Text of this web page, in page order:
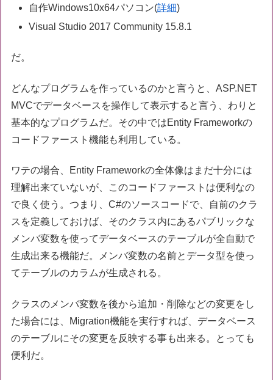
自作Windows10x64パソコン(詳細)
Visual Studio 2017 Community 15.8.1
だ。
どんなプログラムを作っているのかと言うと、ASP.NET
MVCでデータベースを操作して表示すると言う、わりと
基本的なプログラムだ。その中ではEntity Frameworkの
コードファースト機能も利用している。
ワテの場合、Entity Frameworkの全体像はまだ十分には
理解出来ていないが、このコードファーストは便利なの
で良く使う。つまり、C#のソースコードで、自前のクラ
スを定義しておけば、そのクラス内にあるパブリックな
メンバ変数を使ってデータベースのテーブルが全自動で
生成出来る機能だ。メンバ変数の名前とデータ型を使っ
てテーブルのカラムが生成される。
クラスのメンバ変数を後から追加・削除などの変更をし
た場合には、Migration機能を実行すれば、データベース
のテーブルにその変更を反映する事も出来る。とっても
便利だ。